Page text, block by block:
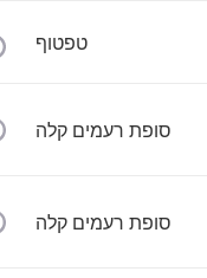
טפטוף
סופת רעמים קלה
סופת רעמים קלה